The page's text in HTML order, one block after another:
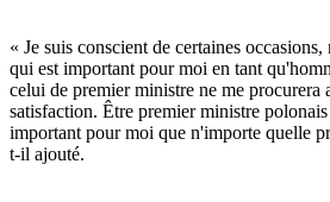
« Je suis conscient de certaines
qui est important pour moi en tant
celui de premier ministre ne me procurera
satisfaction. Être premier ministre
important pour moi que n'importe quelle
t-il ajouté.